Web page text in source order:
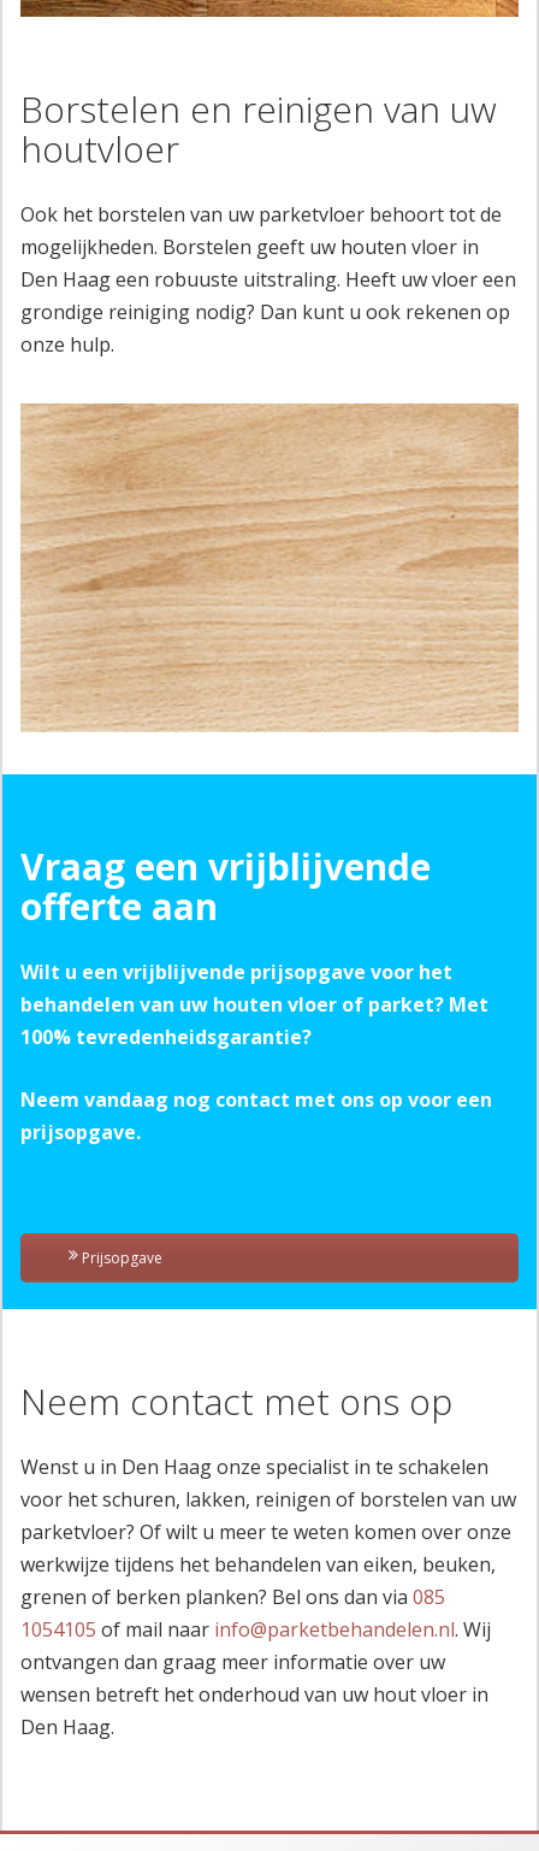
Borstelen en reinigen van uw
houtvloer
Ook het borstelen van uw parketvloer behoort tot de
mogelijkheden. Borstelen geeft uw houten vloer in
Den Haag een robuuste uitstraling. Heeft uw vloer een
grondige reiniging nodig? Dan kunt u ook rekenen op
onze hulp.
Vraag een vrijblijvende
offerte aan
Wilt u een vrijblijvende prijsopgave voor het
behandelen van uw houten vloer of parket? Met
100% tevredenheidsgarantie?
Neem vandaag nog contact met ons op voor een
prijsopgave.
Prijsopgave
Neem contact met ons op
Wenst u in Den Haag onze specialist in te schakelen
voor het schuren, lakken, reinigen of borstelen van uw
parketvloer? Of wilt u meer te weten komen over onze
werkwijze tijdens het behandelen van eiken, beuken,
grenen of berken planken? Bel ons dan via 085
1054105 of mail naar info@parketbehandelen.nl. Wij
ontvangen dan graag meer informatie over uw
wensen betreft het onderhoud van uw hout vloer in
Den Haag.